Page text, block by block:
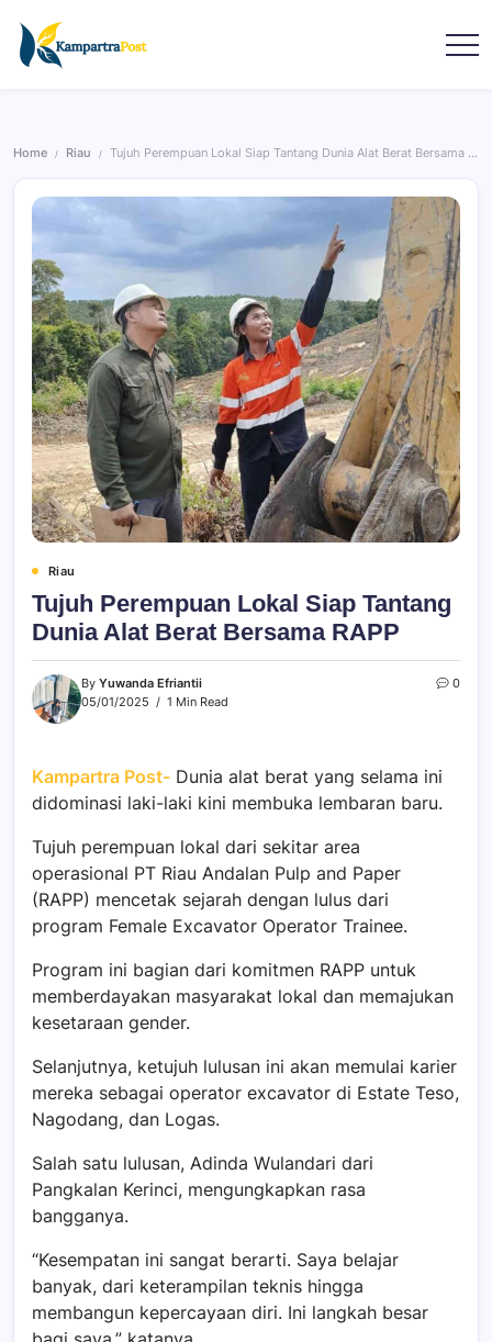
Home / Riau / Tujuh Perempuan Lokal Siap Tantang Dunia Alat Berat Bersama RAPP
Riau
Tujuh Perempuan Lokal Siap Tantang
Dunia Alat Berat Bersama RAPP
By Yuwanda Efriantii
05/01/2025
1 Min Read
0
Kampartra Post- Dunia alat berat yang selama ini
didominasi laki-laki kini membuka lembaran baru.
Tujuh perempuan lokal dari sekitar area
operasional PT Riau Andalan Pulp and Paper
(RAPP) mencetak sejarah dengan lulus dari
program Female Excavator Operator Trainee.
Program ini bagian dari komitmen RAPP untuk
memberdayakan masyarakat lokal dan memajukan
kesetaraan gender.
Selanjutnya, ketujuh lulusan ini akan memulai karier
mereka sebagai operator excavator di Estate Teso,
Nagodang, dan Logas.
Salah satu lulusan, Adinda Wulandari dari
Pangkalan Kerinci, mengungkapkan rasa
bangganya.
“Kesempatan ini sangat berarti. Saya belajar
banyak, dari keterampilan teknis hingga
membangun kepercayaan diri. Ini langkah besar